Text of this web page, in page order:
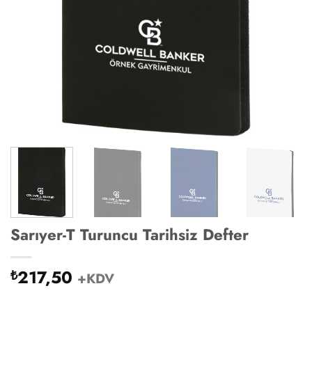
Sarıyer-T Turuncu Tarihsiz Defter
₺217,50 +KDV